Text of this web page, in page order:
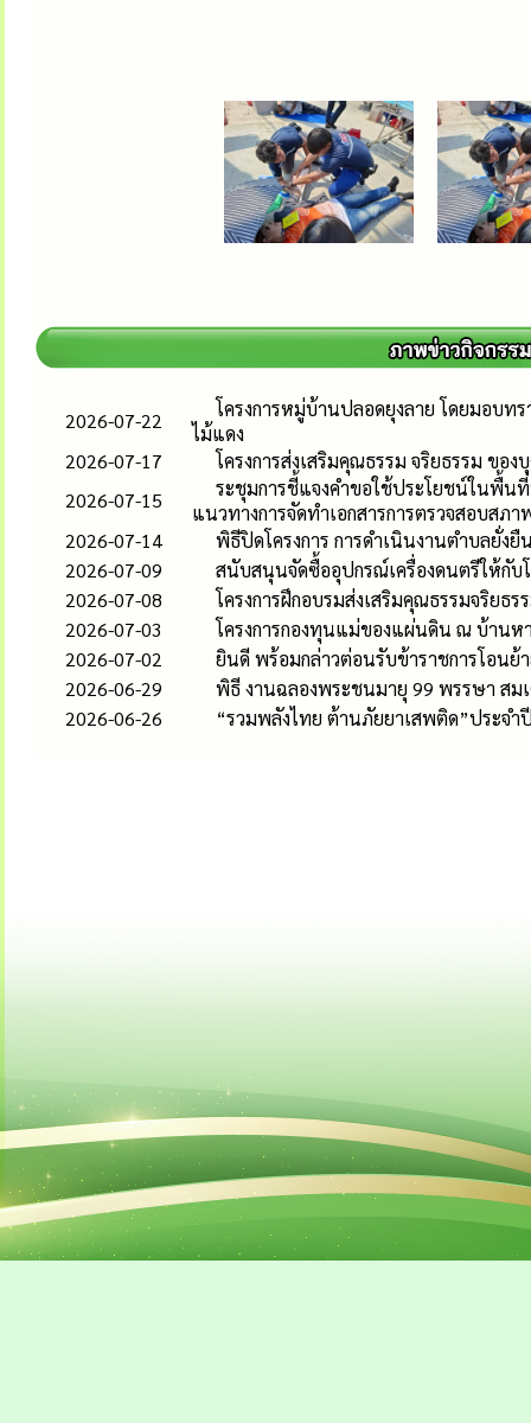
2026-07-22
โครงการหมู่บ้านปลอดยุงลาย โดยมอบท
ไม้แดง
2026-07-17
โครงการส่งเสริมคุณธรรม จริยธรรม ขอ
2026-07-15
ระชุมการชี้แจงคำขอใช้ประโยชน์ในพื้น
แนวทางการจัดทำเอกสารการตรวจสอบสภ
2026-07-14
พิธีปิดโครงการ การดำเนินงานตำบลยั่
2026-07-09
สนับสนุนจัดซื้ออุปกรณ์เครื่องดนตรีให้กับ
2026-07-08
โครงการฝึกอบรมส่งเสริมคุณธรรมจริยธ
2026-07-03
โครงการกองทุนแม่ของแผ่นดิน ณ บ้านห
2026-07-02
ยินดี พร้อมกล่าวต่อนรับข้าราชการโอนย้
2026-06-29
พิธี งานฉลองพระชนมายุ 99 พรรษา สม
2026-06-26
“รวมพลังไทย ต้านภัยยาเสพติด”ประจำ